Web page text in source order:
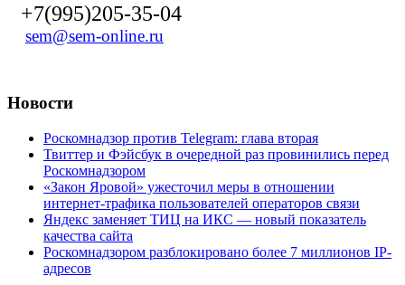
+7(995)205-35-04
sem@sem-online.ru
Новости
Роскомнадзор против Telegram: глава вторая
Твиттер и Фэйсбук в очередной раз провинились перед
Роскомнадзором
«Закон Яровой» ужесточил меры в отношении
интернет-трафика пользователей операторов связи
Яндекс заменяет ТИЦ на ИКС — новый показатель
качества сайта
Роскомнадзором разблокировано более 7 миллионов IP-
адресов